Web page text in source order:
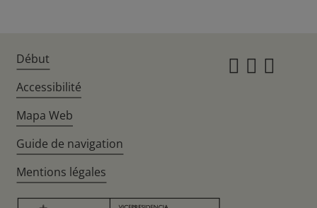
Début
Accessibilité
Mapa Web
Guide de navigation
Mentions légales